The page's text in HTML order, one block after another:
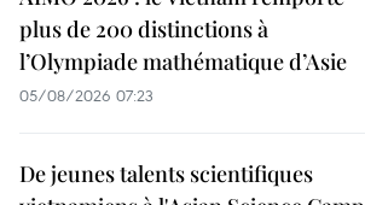
plus de 200 distinctions à
l’Olympiade mathématique d’Asie
05/08/2026 07:23
De jeunes talents scientifiques